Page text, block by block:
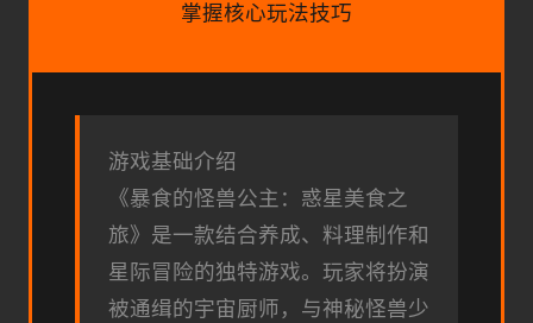
掌握核心玩法技巧
游戏基础介绍
《暴食的怪兽公主：惑星美食之
旅》是一款结合养成、料理制作和
星际冒险的独特游戏。玩家将扮演
被通缉的宇宙厨师，与神秘怪兽少